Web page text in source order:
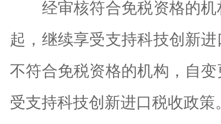
经审核符合免税资格的机
起，继续享受支持科技创新
不符合免税资格的机构，自
受支持科技创新进口税收政策